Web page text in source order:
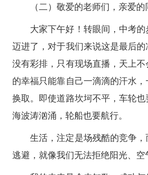
（二）敬爱的老师们，亲爱的
大家下午好！转眼间，中考
迈进了，对于我们来说这是最后
没有彩排，只有现场直播，天上
的幸福只能靠自己一滴滴的汗水
换取。即使道路坎坷不平，车轮
海波涛汹涌，轮船也要航行。
生活，注定是场残酷的竞争
逃避，就像我们无法拒绝阳光、空